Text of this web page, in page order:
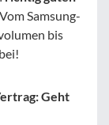
Samsung-
bis
Geht